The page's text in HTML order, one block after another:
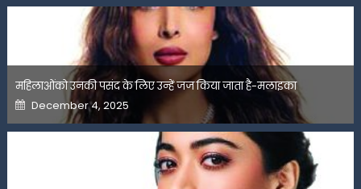
महिलाओंको उनकी पसंद के लिए उन्हें जज किया जाता है-मलाइका
Posted
on
December 4, 2025